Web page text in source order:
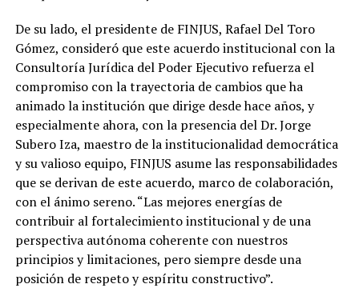
De su lado, el presidente de FINJUS, Rafael Del Toro
Gómez, consideró que este acuerdo institucional con la
Consultoría Jurídica del Poder Ejecutivo refuerza el
compromiso con la trayectoria de cambios que ha
animado la institución que dirige desde hace años, y
especialmente ahora, con la presencia del Dr. Jorge
Subero Iza, maestro de la institucionalidad democrática
y su valioso equipo, FINJUS asume las responsabilidades
que se derivan de este acuerdo, marco de colaboración,
con el ánimo sereno. “Las mejores energías de
contribuir al fortalecimiento institucional y de una
perspectiva autónoma coherente con nuestros
principios y limitaciones, pero siempre desde una
posición de respeto y espíritu constructivo”.